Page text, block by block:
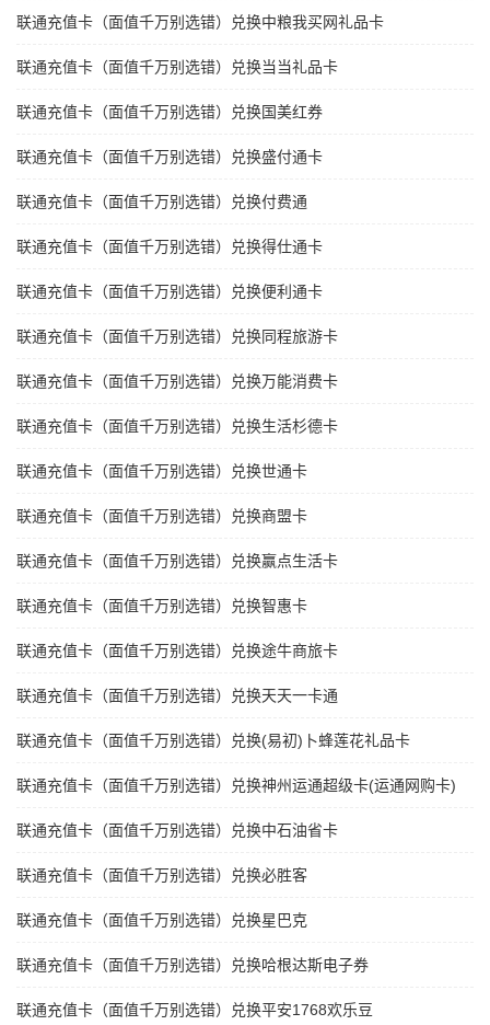
联通充值卡（面值千万别选错）兑换中粮我买网礼品卡
联通充值卡（面值千万别选错）兑换当当礼品卡
联通充值卡（面值千万别选错）兑换国美红券
联通充值卡（面值千万别选错）兑换盛付通卡
联通充值卡（面值千万别选错）兑换付费通
联通充值卡（面值千万别选错）兑换得仕通卡
联通充值卡（面值千万别选错）兑换便利通卡
联通充值卡（面值千万别选错）兑换同程旅游卡
联通充值卡（面值千万别选错）兑换万能消费卡
联通充值卡（面值千万别选错）兑换生活杉德卡
联通充值卡（面值千万别选错）兑换世通卡
联通充值卡（面值千万别选错）兑换商盟卡
联通充值卡（面值千万别选错）兑换赢点生活卡
联通充值卡（面值千万别选错）兑换智惠卡
联通充值卡（面值千万别选错）兑换途牛商旅卡
联通充值卡（面值千万别选错）兑换天天一卡通
联通充值卡（面值千万别选错）兑换(易初)卜蜂莲花礼品卡
联通充值卡（面值千万别选错）兑换神州运通超级卡(运通网购卡)
联通充值卡（面值千万别选错）兑换中石油省卡
联通充值卡（面值千万别选错）兑换必胜客
联通充值卡（面值千万别选错）兑换星巴克
联通充值卡（面值千万别选错）兑换哈根达斯电子券
联通充值卡（面值千万别选错）兑换平安1768欢乐豆